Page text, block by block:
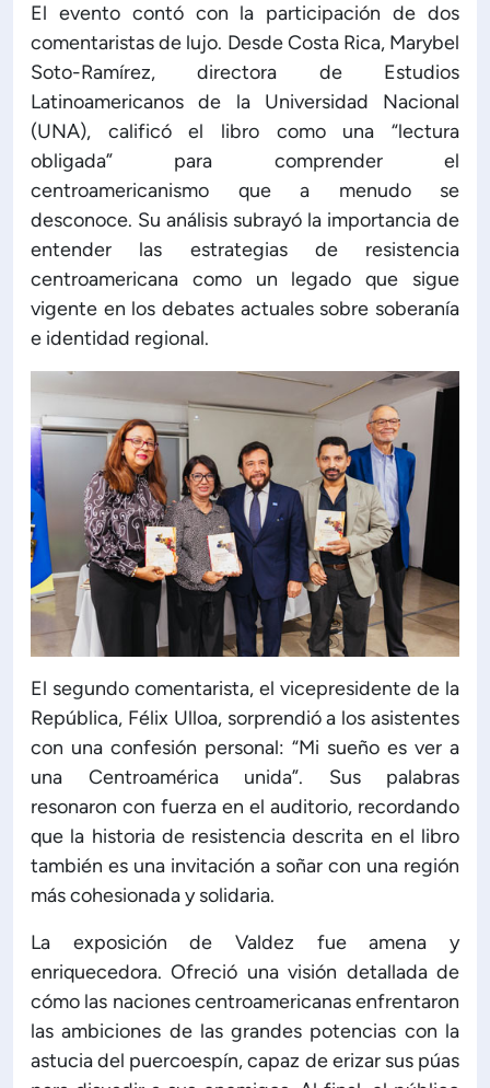
Línea de tiempo
El evento contó con la participación de dos
comentaristas de lujo. Desde Costa Rica, Marybel
Soto-Ramírez, directora de Estudios
Latinoamericanos de la Universidad Nacional
(UNA), calificó el libro como una “lectura
obligada” para comprender el
centroamericanismo que a menudo se
desconoce. Su análisis subrayó la importancia de
entender las estrategias de resistencia
centroamericana como un legado que sigue
vigente en los debates actuales sobre soberanía
e identidad regional.
El segundo comentarista, el vicepresidente de la
República, Félix Ulloa, sorprendió a los asistentes
con una confesión personal: “Mi sueño es ver a
una Centroamérica unida”. Sus palabras
resonaron con fuerza en el auditorio, recordando
que la historia de resistencia descrita en el libro
también es una invitación a soñar con una región
más cohesionada y solidaria.
La exposición de Valdez fue amena y
enriquecedora. Ofreció una visión detallada de
cómo las naciones centroamericanas enfrentaron
las ambiciones de las grandes potencias con la
astucia del puercoespín, capaz de erizar sus púas